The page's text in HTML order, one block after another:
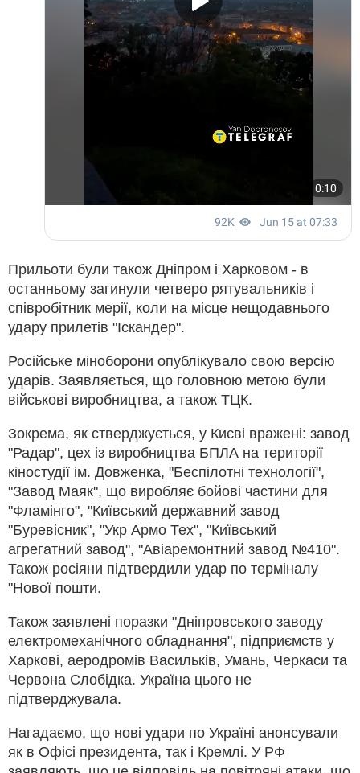
Прильоти були також Дніпром і Харковом - в
останньому загинули четверо рятувальників і
співробітник мерії, коли на місце нещодавнього
удару прилетів "Іскандер".
Російське міноборони опублікувало свою версію
ударів. Заявляється, що головною метою були
військові виробництва, а також ТЦК.
Зокрема, як стверджується, у Києві вражені: завод
"Радар", цех із виробництва БПЛА на території
кіностудії ім. Довженка, "Беспілотні технології",
"Завод Маяк", що виробляє бойові частини для
"Фламінго", "Київський державний завод
"Буревісник", "Укр Армо Тех", "Київський
агрегатний завод", "Авіаремонтний завод №410".
Також росіяни підтвердили удар по терміналу
"Нової пошти.
Також заявлені поразки "Дніпровського заводу
електромеханічного обладнання", підприємств у
Харкові, аеродромів Васильків, Умань, Черкаси та
Червона Слобідка. Україна цього не
підтверджувала.
Нагадаємо, що нові удари по Україні анонсували
як в Офісі президента, так і Кремлі. У РФ